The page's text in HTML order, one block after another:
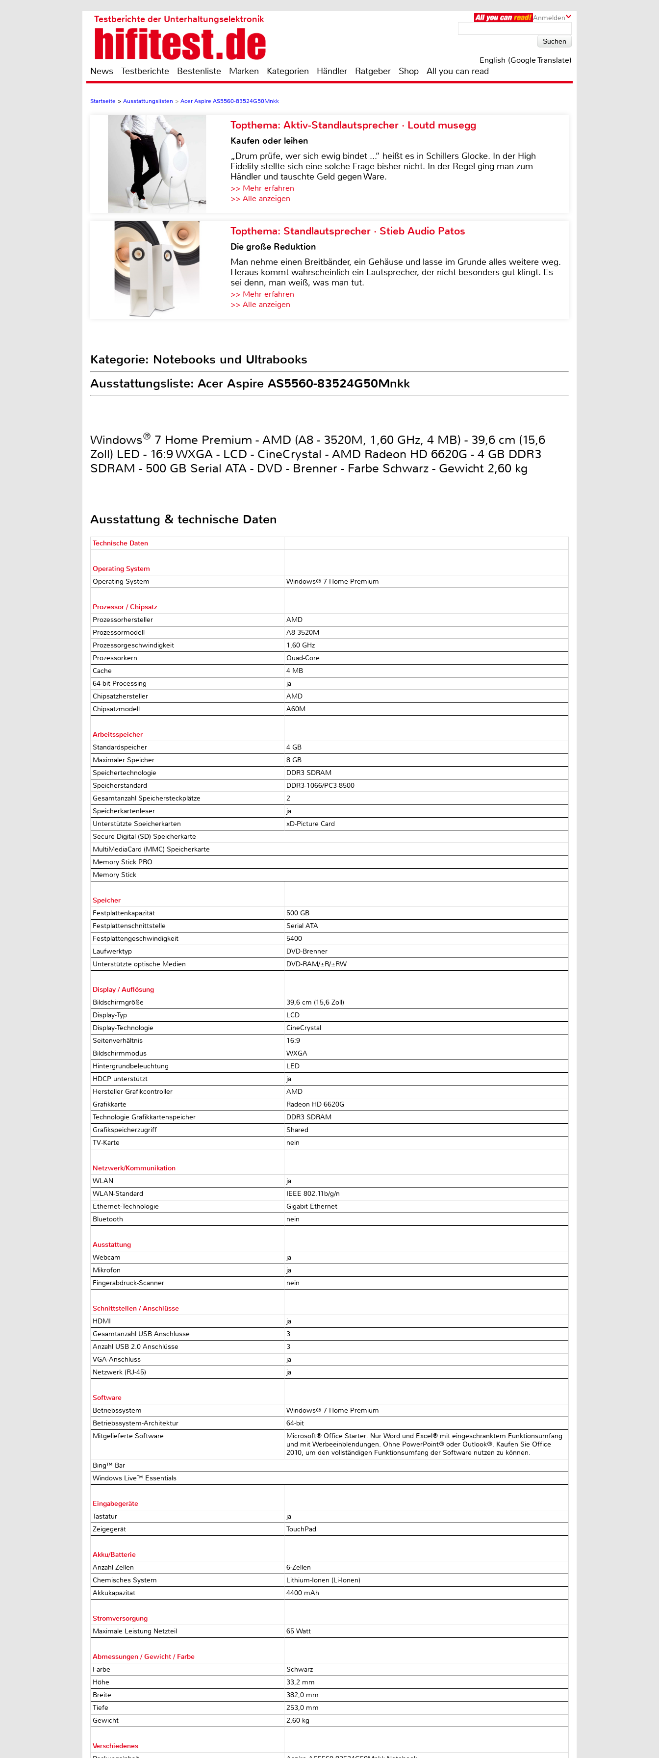
Anmelden
Testberichte der Unterhaltungselektronik
English (Google Translate)
News Testberichte Bestenliste Marken Kategorien Händler Ratgeber Shop All you can read
Startseite > Ausstattungslisten > Acer Aspire AS5560-83524G50Mnkk
Topthema: Aktiv-Standlautsprecher · Loutd musegg
Kaufen oder leihen
„Drum prüfe, wer sich ewig bindet ...“ heißt es in Schillers Glocke. In der High
Fidelity stellte sich eine solche Frage bisher nicht. In der Regel ging man zum
Händler und tauschte Geld gegen Ware.
>> Mehr erfahren
>> Alle anzeigen
Topthema: Standlautsprecher · Stieb Audio Patos
Die große Reduktion
Man nehme einen Breitbänder, ein Gehäuse und lasse im Grunde alles weitere weg.
Heraus kommt wahrscheinlich ein Lautsprecher, der nicht besonders gut klingt. Es
sei denn, man weiß, was man tut.
>> Mehr erfahren
>> Alle anzeigen
Kategorie: Notebooks und Ultrabooks
Ausstattungsliste: Acer Aspire AS5560-83524G50Mnkk
Windows® 7 Home Premium - AMD (A8 - 3520M, 1,60 GHz, 4 MB) - 39,6 cm (15,6
Zoll) LED - 16:9 WXGA - LCD - CineCrystal - AMD Radeon HD 6620G - 4 GB DDR3
SDRAM - 500 GB Serial ATA - DVD - Brenner - Farbe Schwarz - Gewicht 2,60 kg
Ausstattung & technische Daten
Technische Daten
Operating System
Operating System
Windows® 7 Home Premium
Prozessor / Chipsatz
Prozessorhersteller
AMD
Prozessormodell
A8-3520M
Prozessorgeschwindigkeit
1,60 GHz
Prozessorkern
Quad-Core
Cache
4 MB
64-bit Processing
ja
Chipsatzhersteller
AMD
Chipsatzmodell
A60M
Arbeitsspeicher
Standardspeicher
4 GB
Maximaler Speicher
8 GB
Speichertechnologie
DDR3 SDRAM
Speicherstandard
DDR3-1066/PC3-8500
Gesamtanzahl Speichersteckplätze
2
Speicherkartenleser
ja
Unterstützte Speicherkarten
xD-Picture Card
Secure Digital (SD) Speicherkarte
MultiMediaCard (MMC) Speicherkarte
Memory Stick PRO
Memory Stick
Speicher
Festplattenkapazität
500 GB
Festplattenschnittstelle
Serial ATA
Festplattengeschwindigkeit
5400
Laufwerktyp
DVD-Brenner
Unterstützte optische Medien
DVD-RAM/±R/±RW
Display / Auflösung
Bildschirmgröße
39,6 cm (15,6 Zoll)
Display-Typ
LCD
Display-Technologie
CineCrystal
Seitenverhältnis
16:9
Bildschirmmodus
WXGA
Hintergrundbeleuchtung
LED
HDCP unterstützt
ja
Hersteller Grafikcontroller
AMD
Grafikkarte
Radeon HD 6620G
Technologie Grafikkartenspeicher
DDR3 SDRAM
Grafikspeicherzugriff
Shared
TV-Karte
nein
Netzwerk/Kommunikation
WLAN
ja
WLAN-Standard
IEEE 802.11b/g/n
Ethernet-Technologie
Gigabit Ethernet
Bluetooth
nein
Ausstattung
Webcam
ja
Mikrofon
ja
Fingerabdruck-Scanner
nein
Schnittstellen / Anschlüsse
HDMI
ja
Gesamtanzahl USB Anschlüsse
3
Anzahl USB 2.0 Anschlüsse
3
VGA-Anschluss
ja
Netzwerk (RJ-45)
ja
Software
Betriebssystem
Windows® 7 Home Premium
Betriebssystem-Architektur
64-bit
Mitgelieferte Software
Microsoft® Office Starter: Nur Word und Excel® mit eingeschränktem Funktionsumfang
und mit Werbeeinblendungen. Ohne PowerPoint® oder Outlook®. Kaufen Sie Office
2010, um den vollständigen Funktionsumfang der Software nutzen zu können.
Bing™ Bar
Windows Live™ Essentials
Eingabegeräte
Tastatur
ja
Zeigegerät
TouchPad
Akku/Batterie
Anzahl Zellen
6-Zellen
Chemisches System
Lithium-Ionen (Li-Ionen)
Akkukapazität
4400 mAh
Stromversorgung
Maximale Leistung Netzteil
65 Watt
Abmessungen / Gewicht / Farbe
Farbe
Schwarz
Höhe
33,2 mm
Breite
382,0 mm
Tiefe
253,0 mm
Gewicht
2,60 kg
Verschiedenes